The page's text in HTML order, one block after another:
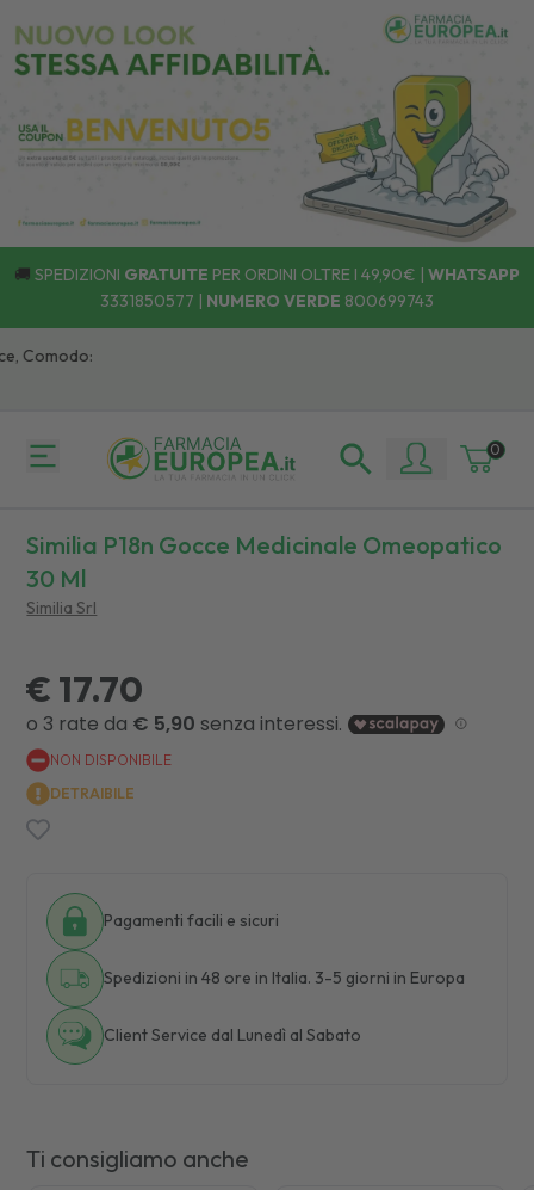
🚚 SPEDIZIONI GRATUITE PER ORDINI OLTRE I 49,90€ | WHATSAPP
3331850577 | NUMERO VERDE 800699743
Comodo:
0
Similia P18n Gocce Medicinale Omeopatico
30 Ml
Similia Srl
€ 17.70
NON DISPONIBILE
DETRAIBILE
Pagamenti facili e sicuri
Spedizioni in 48 ore in Italia. 3-5 giorni in Europa
Client Service dal Lunedì al Sabato
Ti consigliamo anche